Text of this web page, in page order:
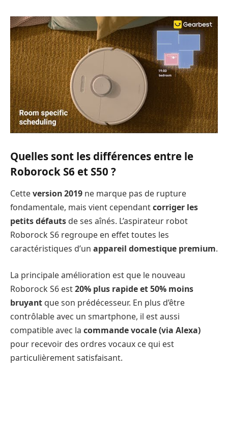
Quelles sont les différences entre le
Roborock S6 et S50 ?
Cetteversion 2019 ne marque pas de rupture
fondamentale, mais vient cependantcorriger les
petits défauts de ses aînés. L’aspirateur robot
Roborock S6 regroupe en effet toutes les
caractéristiques d’un appareil domestique premium.
La principale amélioration est que le nouveau
Roborock S6 est20% plus rapide et 50% moins
bruyant que son prédécesseur. En plus d’être
contrôlable avec un smartphone, il est aussi
compatible avec la commande vocale (via Alexa)
pour recevoir des ordres vocaux ce qui est
particulièrement satisfaisant.